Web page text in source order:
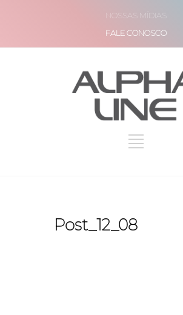
NOSSAS MÍDIAS
FALE CONOSCO
Post_12_08